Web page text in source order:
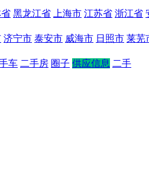
黑龙江省 上海市 江苏省 浙江省
济宁市 泰安市 威海市 日照市 莱芜
车 二手房 圈子 供应信息 二手